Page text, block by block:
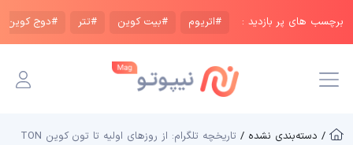
برچسب های پر بازدید : #اتریوم #بیت کوین #تتر #دوج کوین
/ دسته‌بندی نشده / تاریخچه تلگرام: از روزهای اولیه تا تون کوین TON